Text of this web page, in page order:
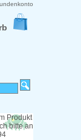
Produkt
bitte an